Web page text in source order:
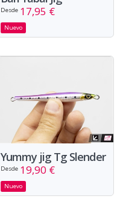
Desde 17,95 €
Nuevo
Yummy jig Tg Slender
Desde 19,90 €
Nuevo